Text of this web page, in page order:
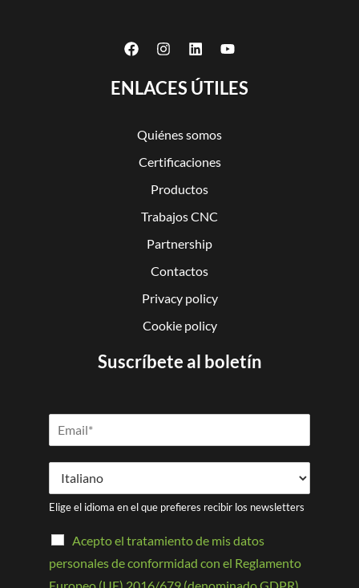
ENLACES ÚTILES
Quiénes somos
Certificaciones
Productos
Trabajos CNC
Partnership
Contactos
Privacy policy
Cookie policy
Suscríbete al boletín
Elige el idioma en el que prefieres recibir los newsletters
Acepto el tratamiento de mis datos
personales de conformidad con el Reglamento